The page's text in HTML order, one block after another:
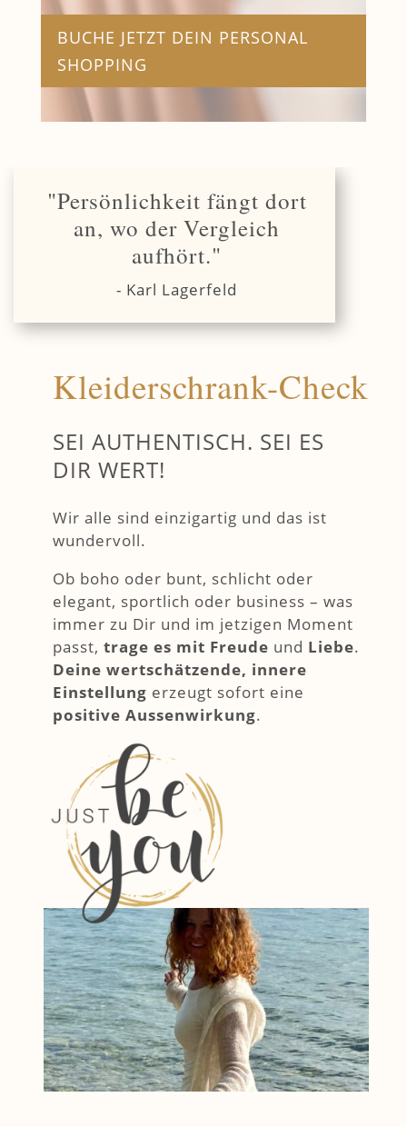
BUCHE JETZT DEIN PERSONAL
SHOPPING
"Persönlichkeit fängt dort
an, wo der Vergleich
aufhört."
- Karl Lagerfeld
Kleiderschrank-Check
SEI AUTHENTISCH. SEI ES
DIR WERT!
Wir alle sind einzigartig und das ist
wundervoll.
Ob boho oder bunt, schlicht oder
elegant, sportlich oder business – was
immer zu Dir und im jetzigen Moment
passt, trage es mit Freude und Liebe.
Deine wertschätzende, innere
Einstellung erzeugt sofort eine
positive Aussenwirkung.